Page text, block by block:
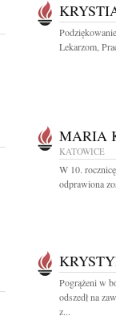
Lekarzom,
MARIA
KATOWICE
W 10.
odprawiona
Pogrążeni w
odszedł na
z...